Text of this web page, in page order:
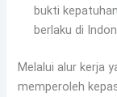
bukti
berlaku di
Melalui alur kerja
memperoleh